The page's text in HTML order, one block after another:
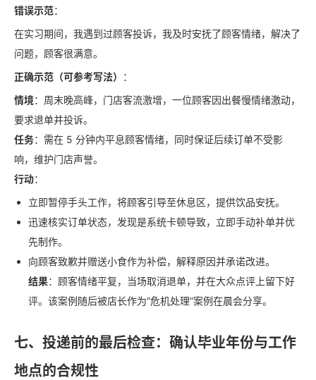
错误示范：
在实习期间，我遇到过顾客投诉，我及时安抚了顾客情绪，解决了
问题，顾客很满意。
正确示范（可参考写法）
：
情境：周末晚高峰，门店客流激增，一位顾客因出餐慢情绪激动，
要求退单并投诉。
任务：需在 5 分钟内平息顾客情绪，同时保证后续订单不受影
响，维护门店声誉。
行动：
立即暂停手头工作，将顾客引导至休息区，提供饮品安抚。
迅速核实订单状态，发现是系统卡顿导致，立即手动补单并优
先制作。
向顾客致歉并赠送小食作为补偿，解释原因并承诺改进。
结果：顾客情绪平复，当场取消退单，并在大众点评上留下好
评。该案例随后被店长作为“危机处理”案例在晨会分享。
七、投递前的最后检查：确认毕业年份与工作
地点的合规性